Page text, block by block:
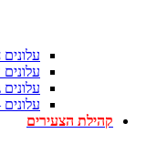
עלונים
קהילת הצעירים